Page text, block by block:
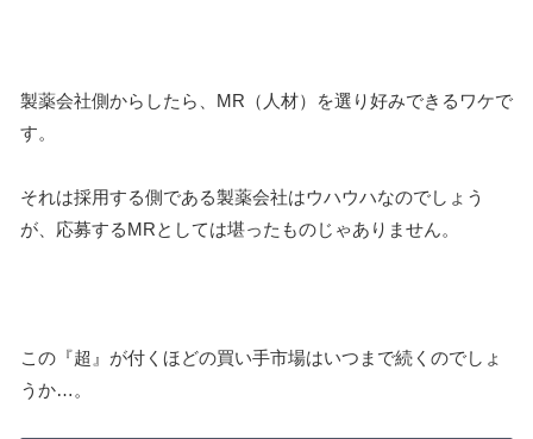
製薬会社側からしたら、MR（人材）を選り好みできるワケで
す。
それは採用する側である製薬会社はウハウハなのでしょう
が、応募するMRとしては堪ったものじゃありません。
この『超』が付くほどの買い手市場はいつまで続くのでしょ
うか…。